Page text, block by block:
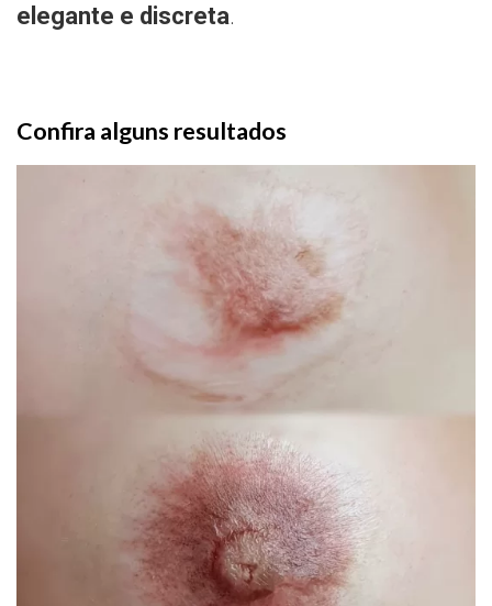
elegante e discreta.
Confira alguns resultados